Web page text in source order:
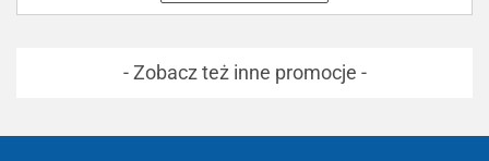
- Zobacz też inne promocje -